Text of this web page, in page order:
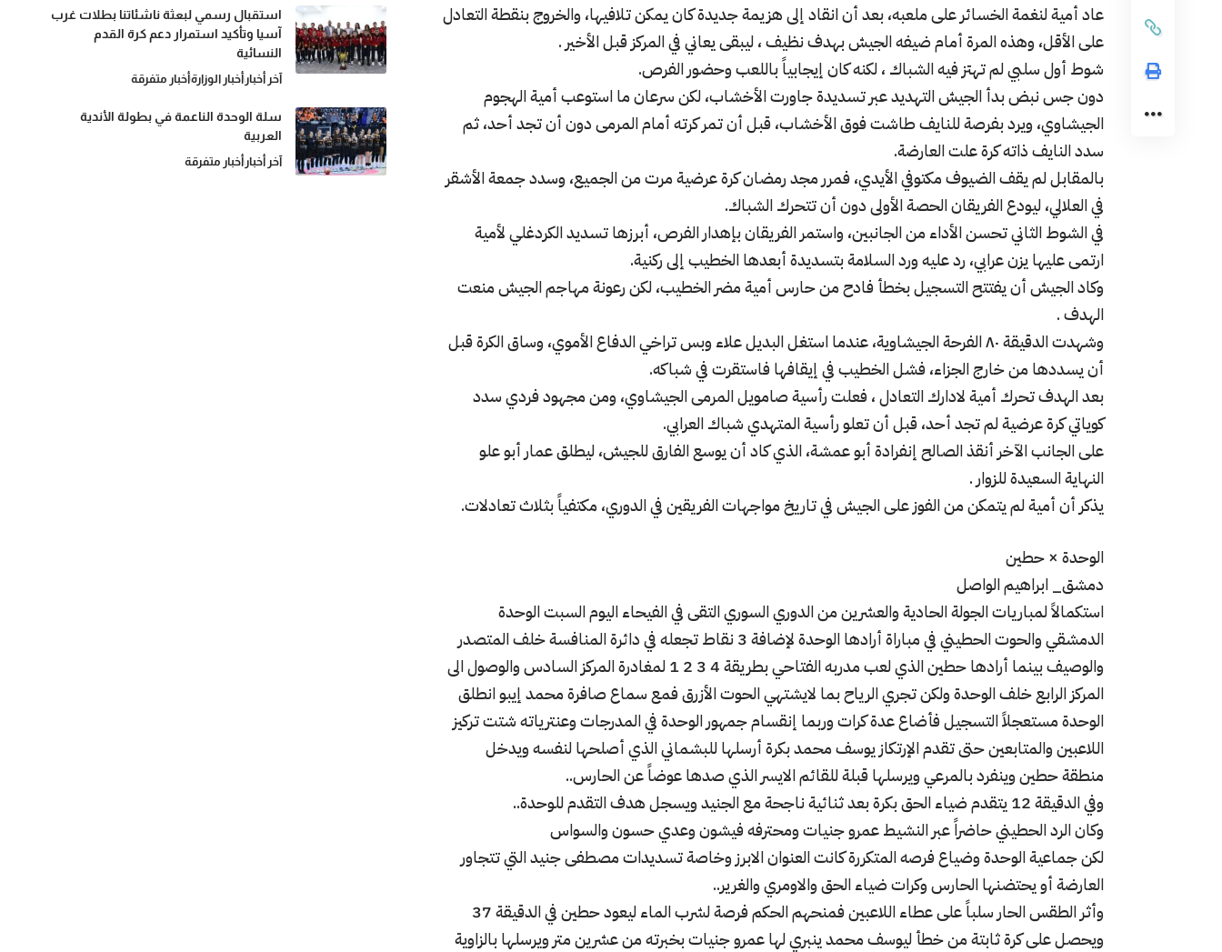
عاد أمية لنغمة الخسائر على ملعبه، بعد أن انقاد إلى هزيمة جديدة كان يمكن تلافيها، والخروج بنقطة التعادل
على الأقل، وهذه المرة أمام ضيفه الجيش بهدف نظيف ، ليبقى يعاني في المركز قبل الأخير .
شوط أول سلبي لم تهتز فيه الشباك ، لكنه كان إيجابياً باللعب وحضور الفرص.
دون جس نبض بدأ الجيش التهديد عبر تسديدة جاورت الأخشاب، لكن سرعان ما استوعب أمية الهجوم
الجيشاوي، ويرد بفرصة للنايف طاشت فوق الأخشاب، قبل أن تمر كرته أمام المرمى دون أن تجد أحد، ثم
سدد النايف ذاته كرة علت العارضة.
بالمقابل لم يقف الضيوف مكتوفي الأيدي، فمرر مجد رمضان كرة عرضية مرت من الجميع، وسدد جمعة الأشقر
في العلالي، ليودع الفريقان الحصة الأولى دون أن تتحرك الشباك.
في الشوط الثاني تحسن الأداء من الجانبين، واستمر الفريقان بإهدار الفرص، أبرزها تسديد الكردغلي لأمية
ارتمى عليها يزن عرابي، رد عليه ورد السلامة بتسديدة أبعدها الخطيب إلى ركنية.
وكاد الجيش أن يفتتح التسجيل بخطأ فادح من حارس أمية مضر الخطيب، لكن رعونة مهاجم الجيش منعت
الهدف .
وشهدت الدقيقة ٨٠ الفرحة الجيشاوية، عندما استغل البديل علاء وبس تراخي الدفاع الأموي، وساق الكرة قبل
أن يسددها من خارج الجزاء، فشل الخطيب في إيقافها فاستقرت في شباكه.
بعد الهدف تحرك أمية لادارك التعادل ، فعلت رأسية صامويل المرمى الجيشاوي، ومن مجهود فردي سدد
كوياتي كرة عرضية لم تجد أحد، قبل أن تعلو رأسية المتهدي شباك العرابي.
على الجانب الآخر أنقذ الصالح إنفرادة أبو عمشة، الذي كاد أن يوسع الفارق للجيش، ليطلق عمار أبو علو
النهاية السعيدة للزوار .
يذكر أن أمية لم يتمكن من الفوز على الجيش في تاريخ مواجهات الفريقين في الدوري، مكتفياً بثلاث تعادلات.
الوحدة × حطين
دمشق_ ابراهيم الواصل
استكمالاً لمباريات الجولة الحادية والعشرين من الدوري السوري التقى في الفيحاء اليوم السبت الوحدة
الدمشقي والحوت الحطيني في مباراة أرادها الوحدة لإضافة 3 نقاط تجعله في دائرة المنافسة خلف المتصدر
والوصيف بينما أرادها حطين الذي لعب مدربه الفتاحي بطريقة 4 3 2 1 لمغادرة المركز السادس والوصول الى
المركز الرابع خلف الوحدة ولكن تجري الرياح بما لايشتهي الحوت الأزرق فمع سماع صافرة محمد إيبو انطلق
الوحدة مستعجلاً التسجيل فأضاع عدة كرات وربما إنقسام جمهور الوحدة في المدرجات وعنترياته شتت تركيز
اللاعبين والمتابعين حتى تقدم الإرتكاز يوسف محمد بكرة أرسلها للبشماني الذي أصلحها لنفسه ويدخل
منطقة حطين وينفرد بالمرعي ويرسلها قبلة للقائم الايسر الذي صدها عوضاً عن الحارس..
وفي الدقيقة 12 يتقدم ضياء الحق بكرة بعد ثنائية ناجحة مع الجنيد ويسجل هدف التقدم للوحدة..
وكان الرد الحطيني حاضراً عبر النشيط عمرو جنيات ومحترفه فيشون وعدي حسون والسواس
لكن جماعية الوحدة وضياع فرصه المتكررة كانت العنوان الابرز وخاصة تسديدات مصطفى جنيد التي تتجاور
العارضة أو يحتضنها الحارس وكرات ضياء الحق والاومري والغرير..
وأثر الطقس الحار سلباً على عطاء اللاعبين فمنحهم الحكم فرصة لشرب الماء ليعود حطين في الدقيقة 37
ويحصل على كرة ثابتة من خطأ ليوسف محمد ينبري لها عمرو جنيات بخبرته من عشرين متر ويرسلها بالزاوية
استقبال رسمي لبعثة ناشئاتنا بطلات غرب
آسيا وتأكيد استمرار دعم كرة القدم
النسائية
آخر أخبارأخبار الوزارةأخبار متفرقة
سلة الوحدة الناعمة في بطولة الأندية
العربية
آخر أخبارأخبار متفرقة